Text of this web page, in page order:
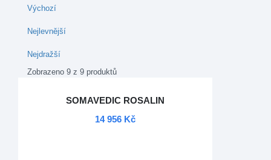
Výchozí
Nejlevnější
Nejdražší
Zobrazeno 9 z 9 produktů
SOMAVEDIC ROSALIN
14 956 Kč